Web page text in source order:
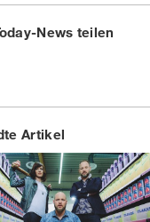
News teilen
Artikel